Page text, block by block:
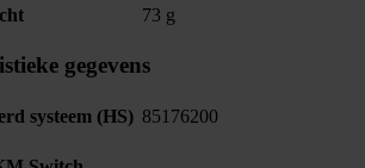
73 g
gegevens
systeem (HS) 85176200